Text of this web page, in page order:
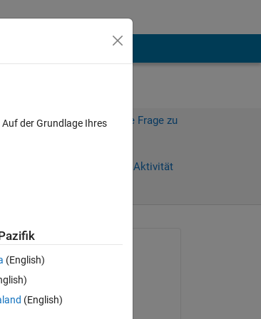
Sie sich an, um diese Frage zu
Anmelden, um Aktivität
James
am 9 Jun. 2015
der Grundlage Ihres
(English)
(English)